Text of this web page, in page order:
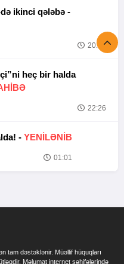
Tofiq Musayevdən UFC-də ikinci qələbə -
20:52
heç bir halda
22:26
- YENİLƏNİB
01:01
tam dəstəklənir. Müəllif hüquqları
Məlumat internet səhifələrində